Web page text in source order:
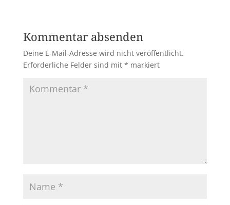
Kommentar absenden
Deine E-Mail-Adresse wird nicht veröffentlicht.
Erforderliche Felder sind mit * markiert